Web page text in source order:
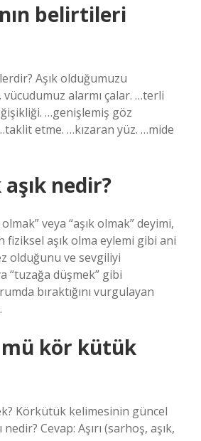
belirtileri
Aşık olduğumuzu
alarmı çalar. …terli
…genişlemiş göz
etme. …kızaran yüz. …mide
nedir?
veya “aşık olmak” deyimi,
fiziksel aşık olma eylemi gibi ani
olduğunu ve sevgiliyi
“tuzağa düşmek” gibi
bıraktığını vurgulayan
kör kütük
Körkütük kelimesinin güncel
Cevap: Aşırı (sarhoş, aşık,